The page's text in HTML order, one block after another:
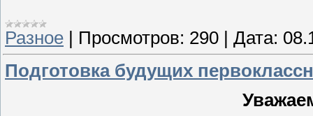
Разное Просмотров: 290 Дата:
Подготовка будущих